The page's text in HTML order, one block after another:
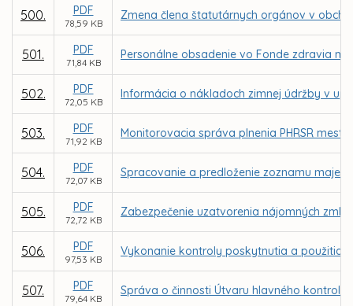
500. PDF
78,59 KB
Zmena člena štatutárnych orgánov v
501. PDF
71,84 KB
Personálne obsadenie vo Fonde zdravia
502. PDF
72,05 KB
Informácia o nákladoch zimnej údržby v
503. PDF
71,92 KB
Monitorovacia správa plnenia PHRSR
504. PDF
72,07 KB
Spracovanie a predloženie zoznamu
505. PDF
72,72 KB
Zabezpečenie uzatvorenia nájomných
506. PDF
97,53 KB
Vykonanie kontroly poskytnutia a použitia
507. PDF
79,64 KB
Správa o činnosti Útvaru hlavného